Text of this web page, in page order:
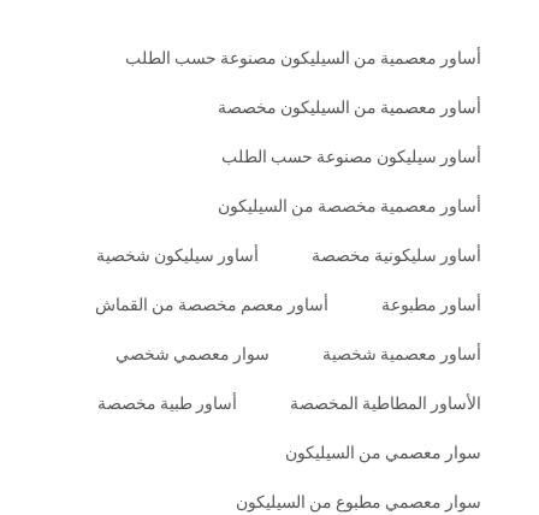
أساور معصمية من السيليكون مصنوعة حسب الطلب
أساور معصمية من السيليكون مخصصة
أساور سيليكون مصنوعة حسب الطلب
أساور معصمية مخصصة من السيليكون
أساور سليكونية مخصصة أساور سيليكون شخصية
أساور مطبوعة أساور معصم مخصصة من القماش
أساور معصمية شخصية سوار معصمي شخصي
الأساور المطاطية المخصصة أساور طبية مخصصة
سوار معصمي من السيليكون
سوار معصمي مطبوع من السيليكون